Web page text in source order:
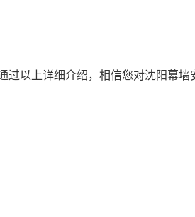
以上详细介绍，相信您对沈阳幕